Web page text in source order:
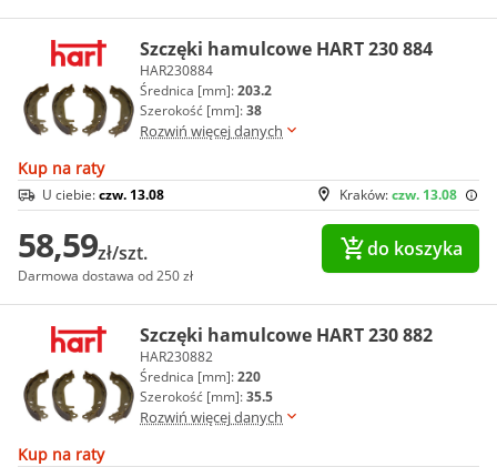
Szczęki hamulcowe HART 230 884
HAR230884
Średnica [mm]:203.2
Szerokość [mm]:38
Rozwiń więcej danych
Kup na raty
Kraków:czw. 13.08
U ciebie:czw. 13.08
58,59zł/szt.
Darmowa dostawa od 250 zł
do koszyka
Szczęki hamulcowe HART 230 882
HAR230882
Średnica [mm]:220
Szerokość [mm]:35.5
Rozwiń więcej danych
Kup na raty